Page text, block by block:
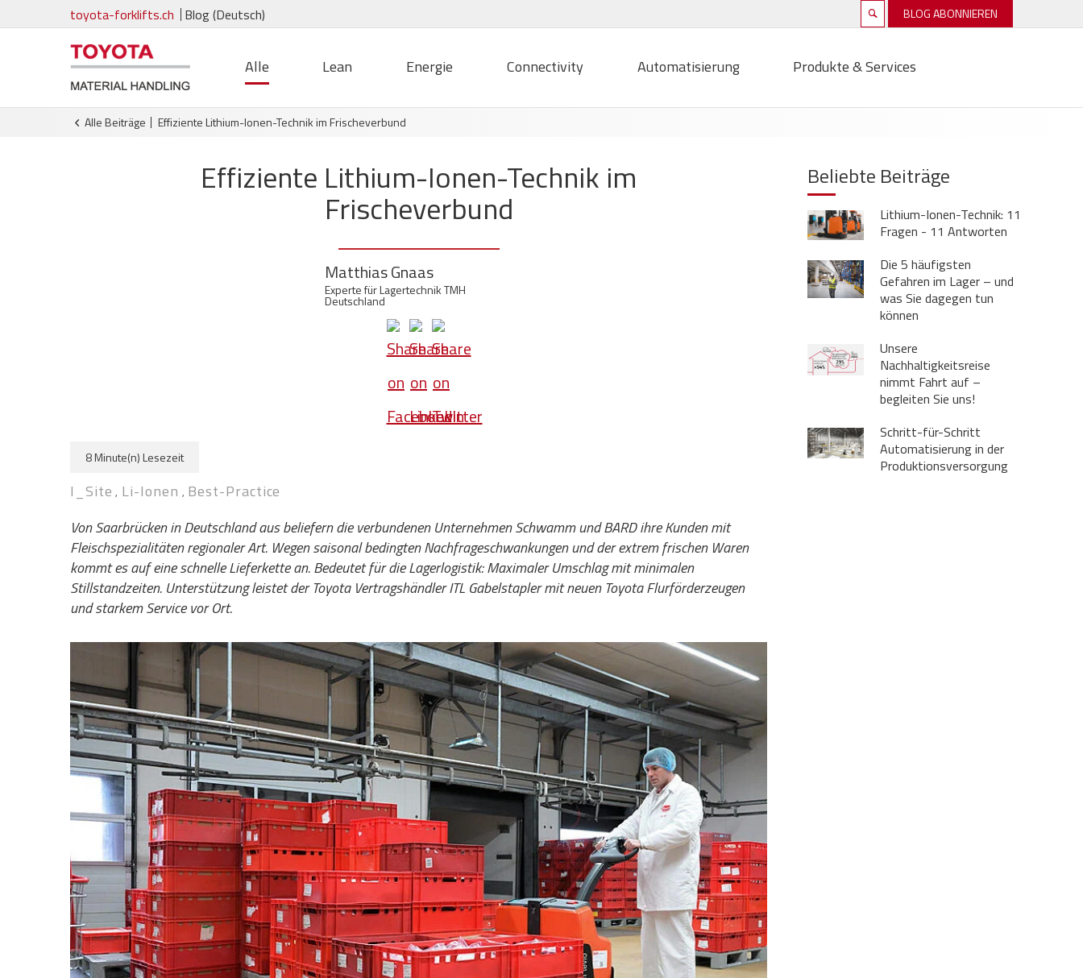
toyota-forklifts.ch Blog (Deutsch) BLOG ABONNIEREN
Alle Lean Energie Connectivity Automatisierung Produkte & Services
Alle Beiträge Effiziente Lithium-Ionen-Technik im Frischeverbund
Effiziente Lithium-Ionen-Technik im
Frischeverbund
Matthias Gnaas
Experte für Lagertechnik TMH
Deutschland
8 Minute(n) Lesezeit
I_Site , Li-Ionen , Best-Practice
Von Saarbrücken in Deutschland aus beliefern die verbundenen Unternehmen Schwamm und BARD ihre Kunden mit
Fleischspezialitäten regionaler Art. Wegen saisonal bedingten Nachfrageschwankungen und der extrem frischen Waren
kommt es auf eine schnelle Lieferkette an. Bedeutet für die Lagerlogistik: Maximaler Umschlag mit minimalen
Stillstandzeiten. Unterstützung leistet der Toyota Vertragshändler ITL Gabelstapler mit neuen Toyota Flurförderzeugen
und starkem Service vor Ort.
Beliebte Beiträge
Lithium-Ionen-Technik: 11
Fragen - 11 Antworten
Die 5 häufigsten
Gefahren im Lager – und
was Sie dagegen tun
können
Unsere
Nachhaltigkeitsreise
nimmt Fahrt auf –
begleiten Sie uns!
Schritt-für-Schritt
Automatisierung in der
Produktionsversorgung